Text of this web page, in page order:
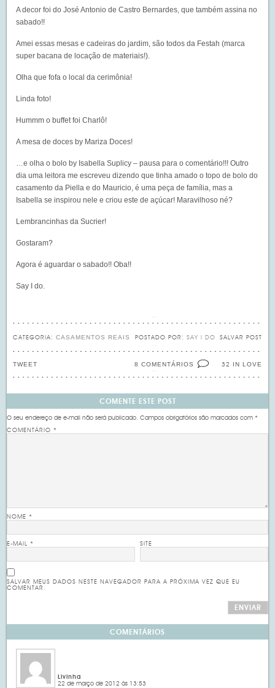
A decor foi doJosé Antonio de Castro Bernardes, que também assina no
sabado!!
Amei essas mesas e cadeiras do jardim, são todos da Festah (marca
super bacana de locação de materiais!).
Olha que fofa o local da cerimônia!
Linda foto!
Hummm o buffet foiCharlô!
A mesa de doces by Mariza Doces!
…e olha o bolo by Isabella Suplicy – pausa para o comentário!!! Outro
dia uma leitora me escreveu dizendo que tinha amado o topo de bolo do
casamento da Piella e do Mauricio, é uma peça de família, mas a
Isabella se inspirou nele e criou este de açúcar! Maravilhoso né?
Lembrancinhas daSucrier!
Gostaram?
Agora é aguardar o sabado!! Oba!!
Say I do.
CATEGORIA:CASAMENTOS REAIS SALVAR POST
POSTADO POR: SAY I DO
32 IN LOVE
8 COMENTÁRIOS
TWEET
COMENTE ESTE POST
O seu endereço de e-mail não será publicado. Campos obrigatórios são marcados com*
COMENTÁRIO*
NOME*
E-MAIL* SITE
SALVAR MEUS DADOS NESTE NAVEGADOR PARA A PRÓXIMA VEZ QUE EU
COMENTAR.
COMENTÁRIOS
Livinha
22 de março de 2012 às 13:53